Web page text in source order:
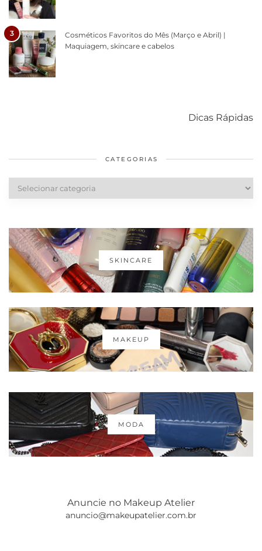
3
Cosméticos Favoritos do Mês (Março e Abril) |
Maquiagem, skincare e cabelos
Dicas Rápidas
diários
cabelos
CATEGORIAS
Categorias
SKINCARE
MAKEUP
MODA
Anuncie no Makeup Atelier
anuncio@makeupatelier.com.br